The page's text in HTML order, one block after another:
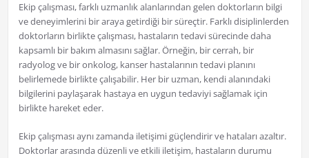
Ekip çalışması, farklı uzmanlık alanlarından gelen doktorların bilgi
ve deneyimlerini bir araya getirdiği bir süreçtir. Farklı disiplinlerden
doktorların birlikte çalışması, hastaların tedavi sürecinde daha
kapsamlı bir bakım almasını sağlar. Örneğin, bir cerrah, bir
radyolog ve bir onkolog, kanser hastalarının tedavi planını
belirlemede birlikte çalışabilir. Her bir uzman, kendi alanındaki
bilgilerini paylaşarak hastaya en uygun tedaviyi sağlamak için
birlikte hareket eder.
Ekip çalışması aynı zamanda iletişimi güçlendirir ve hataları azaltır.
Doktorlar arasında düzenli ve etkili iletişim, hastaların durumu